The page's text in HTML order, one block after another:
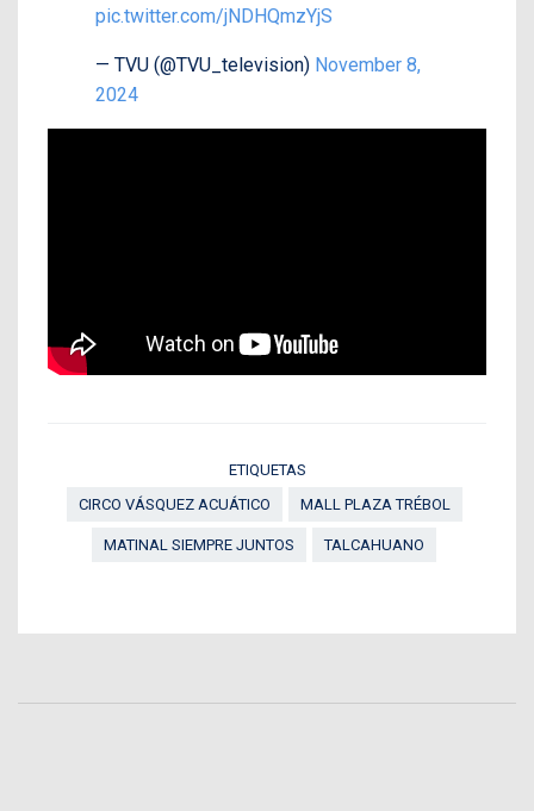
pic.twitter.com/jNDHQmzYjS
— TVU (@TVU_television) November 8,
2024
ETIQUETAS
CIRCO VÁSQUEZ ACUÁTICO
MALL PLAZA TRÉBOL
MATINAL SIEMPRE JUNTOS TALCAHUANO